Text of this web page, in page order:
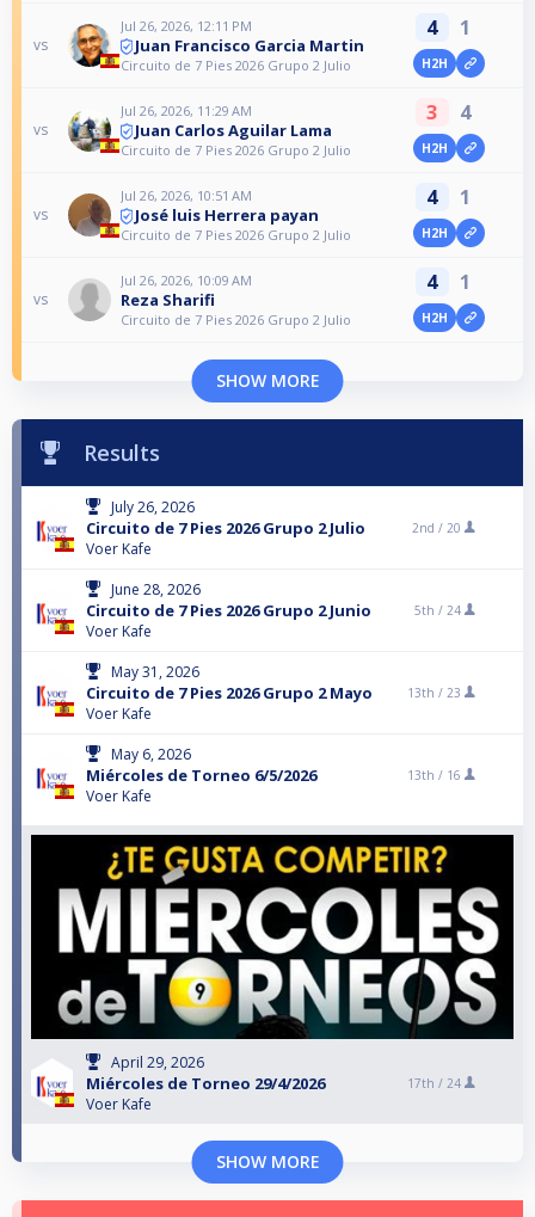
vs
Jul 26, 2026, 12:11 PM
Juan Francisco Garcia Martin
Circuito de 7 Pies 2026 Grupo 2 Julio
4 1
H2H
vs
Jul 26, 2026, 11:29 AM
Juan Carlos Aguilar Lama
Circuito de 7 Pies 2026 Grupo 2 Julio
3 4
H2H
vs
Jul 26, 2026, 10:51 AM
José luis Herrera payan
Circuito de 7 Pies 2026 Grupo 2 Julio
4 1
H2H
vs
Jul 26, 2026, 10:09 AM
Reza Sharifi
Circuito de 7 Pies 2026 Grupo 2 Julio
4 1
H2H
SHOW MORE
Results
July 26, 2026
Circuito de 7 Pies 2026 Grupo 2 Julio
Voer Kafe
2nd / 20
June 28, 2026
Circuito de 7 Pies 2026 Grupo 2 Junio
Voer Kafe
5th / 24
May 31, 2026
Circuito de 7 Pies 2026 Grupo 2 Mayo
Voer Kafe
13th / 23
May 6, 2026
Miércoles de Torneo 6/5/2026
Voer Kafe
13th / 16
April 29, 2026
Miércoles de Torneo 29/4/2026
Voer Kafe
17th / 24
SHOW MORE